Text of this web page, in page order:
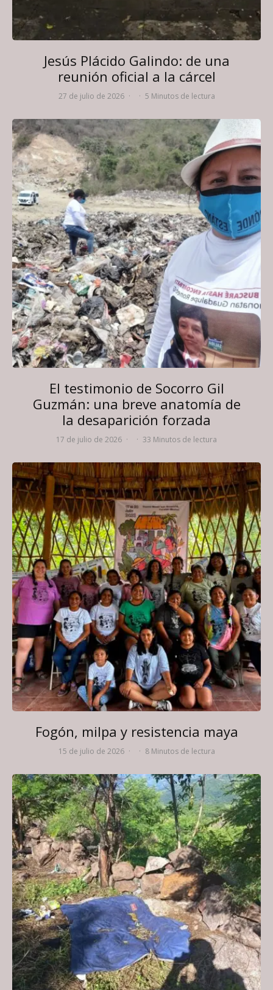
Jesús Plácido Galindo: de una
reunión oficial a la cárcel
27 de julio de 2026 · · 5 Minutos de lectura
El testimonio de Socorro Gil
Guzmán: una breve anatomía de
la desaparición forzada
17 de julio de 2026 · · 33 Minutos de lectura
Fogón, milpa y resistencia maya
15 de julio de 2026 · · 8 Minutos de lectura